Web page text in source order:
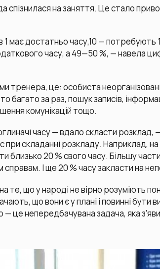
спізнилася на заняття. Це стало
має достатньо часу,10 — потребують
часу, а 49—50 %, — навела
тренера, це: особиста
багато за раз, пошук записів,
комунікацій тощо.
часу — вдало скласти
при складанні розкладу. Наприклад,
близько 20 % свого часу. Більшу
І ще 20 % часу закласти на
те, що у народі не вірно розуміють
що вони є у плані і повинні бути
це непередбачувана задача, яка